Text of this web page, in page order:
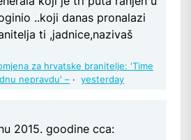
..koji danas pronalazi
ti ,jadnice,nazivaš
za hrvatske branitelje: 'Time
nepravdu' – · yesterday
2015. goodine cca: